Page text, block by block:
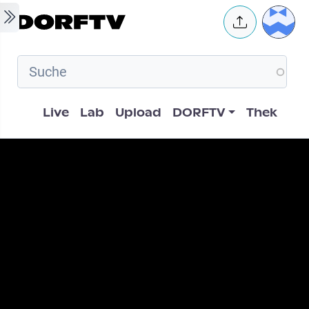
Skip to main content User
Hauptnavigation
Live Lab Upload DORFTV Thek